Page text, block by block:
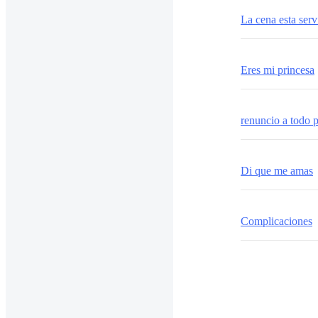
La cena esta
Eres mi princesa
renuncio a todo
Di que me amas
Complicaciones